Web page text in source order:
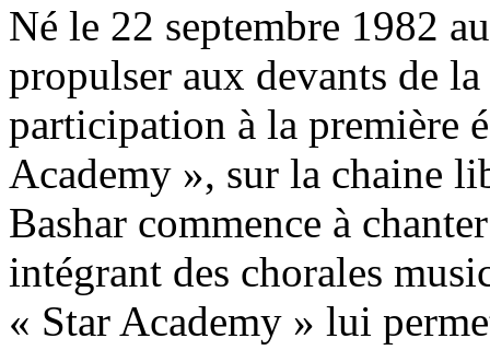
Né le 22 septembre 1982
propulser aux devants de la
participation à la première
Academy », sur la chaine
Bashar commence à
intégrant des chorales
« Star Academy » lui